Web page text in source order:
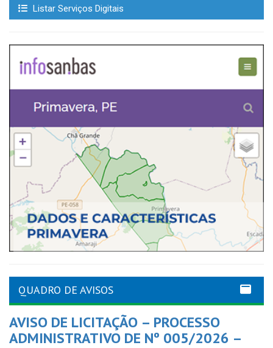
Listar Serviços Digitais
QUADRO DE AVISOS
AVISO DE LICITAÇÃO – PROCESSO
ADMINISTRATIVO DE Nº 005/2026 –